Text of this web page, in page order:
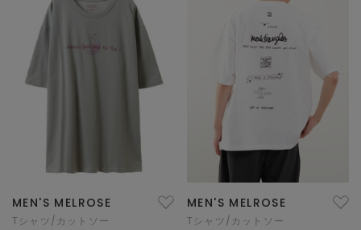
MEN'S MELROSE
Tシャツ/カットソー
MEN'S MELROSE
Tシャツ/カットソー